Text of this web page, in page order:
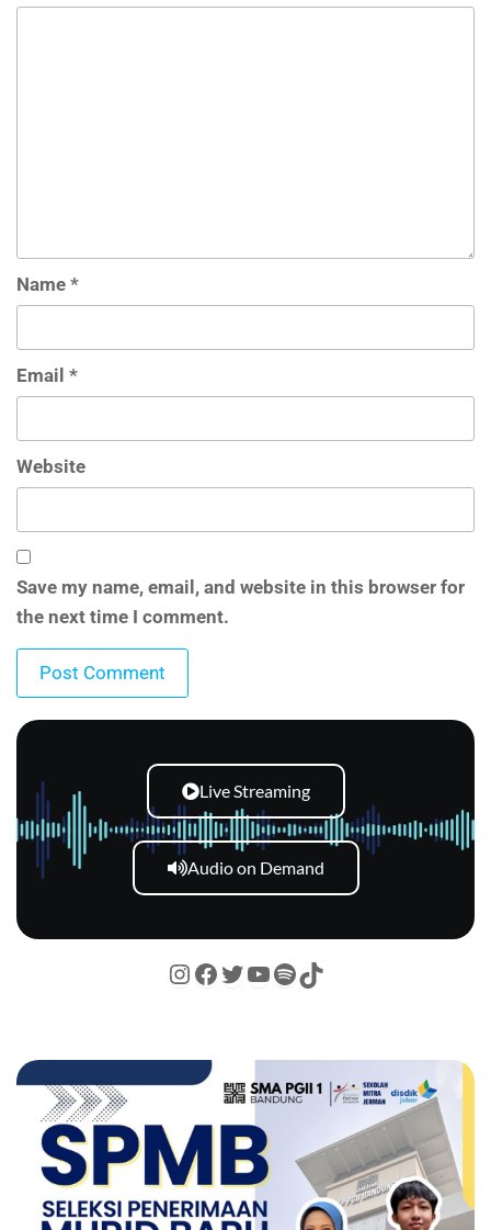
Name *
Email *
Website
Save my name, email, and website in this browser for
the next time I comment.
Live Streaming
Audio on Demand